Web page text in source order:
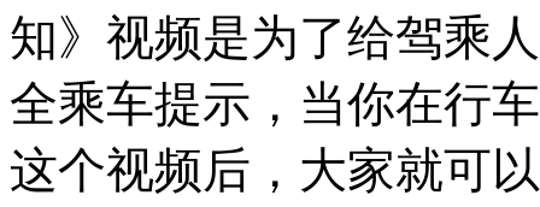
知》视频是为了给驾乘
全乘车提示，当你在行
这个视频后，大家就可